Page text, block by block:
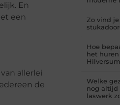
En
een
allerlei
de
Zo vind
Hoe
het
Welke
nog altijd
laswerk